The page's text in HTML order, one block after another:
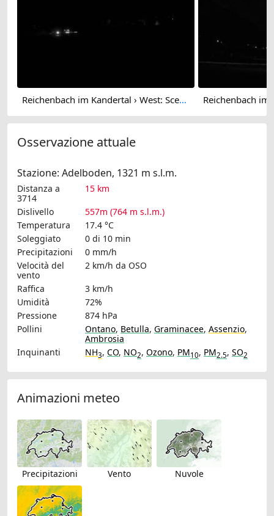
Reichenbach im Kandertal › West: Scenic Air Airbase - Skydive by OUTDOOR - Air Base Drop Zone - Flugplatz Reichenbach
Osservazione attuale
Stazione: Adelboden, 1321 m s.l.m.
Distanza a
3714
15 km
Dislivello
557m (764 m s.l.m.)
Temperatura
17.4 °C
Soleggiato
0 di 10 min
Precipitazioni
0 mm/h
Velocità del
vento
2 km/h da OSO
Raffica
3 km/h
Umidità
72%
Pressione
874 hPa
Pollini
Ontano, Betulla, Graminacee, Assenzio,
Ambrosia
Inquinanti
NH3, CO, NO2, Ozono, PM10, PM2.5, SO2
Animazioni meteo
Precipitazioni Vento Nuvole